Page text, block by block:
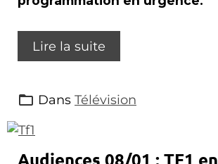
Lire la suite
Dans Télévision
Audiences 08/01 : TF1 en